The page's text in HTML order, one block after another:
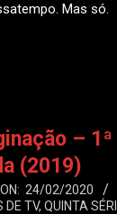
Mas só.
– 1ª
(2019)
ON: 24/02/2020
DE TV, QUINTA